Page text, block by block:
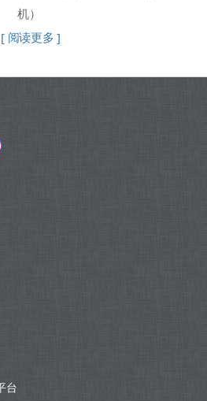
机）
[ 阅读更多 ]
台